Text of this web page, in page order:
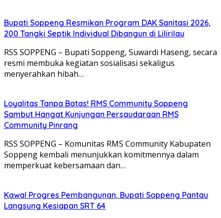
Bupati Soppeng Resmikan Program DAK Sanitasi 2026,
200 Tangki Septik Individual Dibangun di Lilirilau
RSS SOPPENG – Bupati Soppeng, Suwardi Haseng, secara
resmi membuka kegiatan sosialisasi sekaligus
menyerahkan hibah…
Loyalitas Tanpa Batas! RMS Community Soppeng
Sambut Hangat Kunjungan Persaudaraan RMS
Community Pinrang
RSS SOPPENG – Komunitas RMS Community Kabupaten
Soppeng kembali menunjukkan komitmennya dalam
memperkuat kebersamaan dan…
Kawal Progres Pembangunan, Bupati Soppeng Pantau
Langsung Kesiapan SRT 64